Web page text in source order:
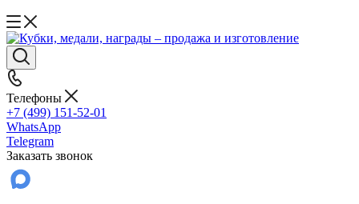
Телефоны
+7 (499) 151-52-01
WhatsApp
Telegram
Заказать звонок